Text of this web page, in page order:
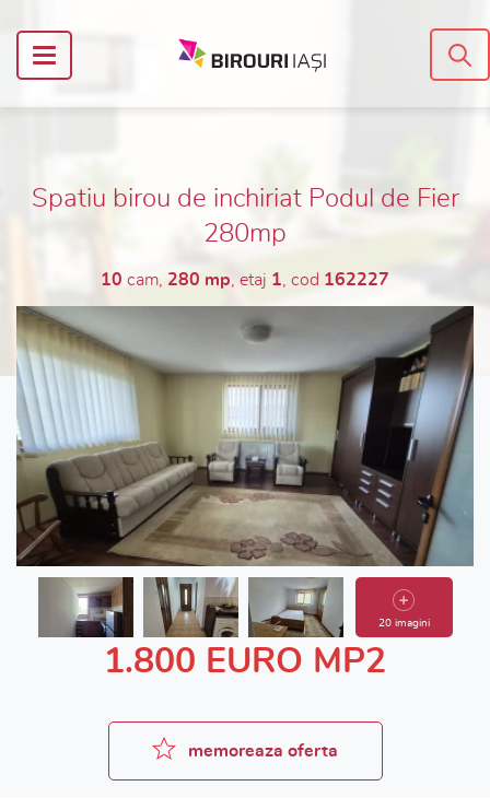
Spatiu birou de inchiriat Podul de Fier
280mp
10 cam, 280 mp , etaj 1 , cod 162227
20 imagini
1.800 EURO MP2
memoreaza oferta